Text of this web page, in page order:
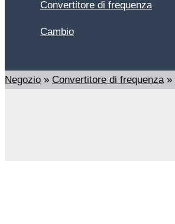
Convertitore di frequenza
Cambio
Negozio » Convertitore di frequenza»